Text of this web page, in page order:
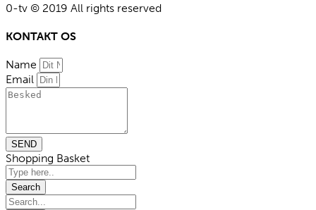
0-tv © 2019 All rights reserved​
KONTAKT OS
Name
Email
SEND
Shopping Basket